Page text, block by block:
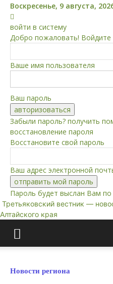
Воскресенье, 9 августа,
войти в систему
Добро пожаловать! Войдите
Ваше имя пользователя
Ваш пароль
Забыли пароль? получить
восстановление пароля
Восстановите свой пароль
Ваш адрес электронной
Пароль будет выслан Вам по
Третьяковский вестник —
Алтайского края
Новости региона